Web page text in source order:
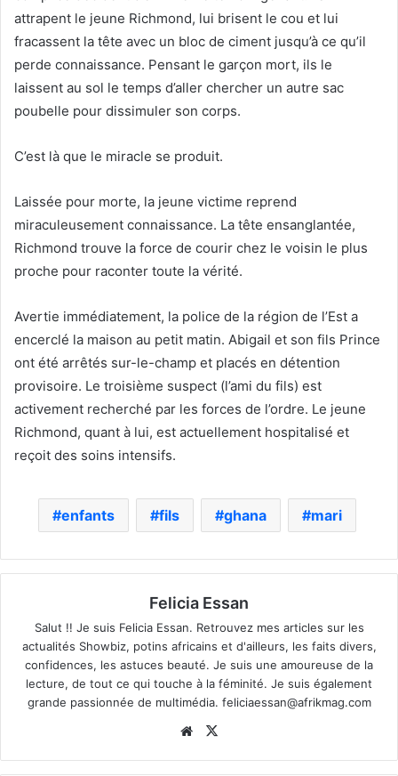
attrapent le jeune Richmond, lui brisent le cou et lui
fracassent la tête avec un bloc de ciment jusqu’à ce qu’il
perde connaissance. Pensant le garçon mort, ils le
laissent au sol le temps d’aller chercher un autre sac
poubelle pour dissimuler son corps.
C’est là que le miracle se produit.
Laissée pour morte, la jeune victime reprend
miraculeusement connaissance. La tête ensanglantée,
Richmond trouve la force de courir chez le voisin le plus
proche pour raconter toute la vérité.
Avertie immédiatement, la police de la région de l’Est a
encerclé la maison au petit matin. Abigail et son fils Prince
ont été arrêtés sur-le-champ et placés en détention
provisoire. Le troisième suspect (l’ami du fils) est
activement recherché par les forces de l’ordre. Le jeune
Richmond, quant à lui, est actuellement hospitalisé et
reçoit des soins intensifs.
enfants fils ghana mari
Felicia Essan
Salut !! Je suis Felicia Essan. Retrouvez mes articles sur les
actualités Showbiz, potins africains et d'ailleurs, les faits divers,
confidences, les astuces beauté. Je suis une amoureuse de la
lecture, de tout ce qui touche à la féminité. Je suis également
grande passionnée de multimédia. feliciaessan@afrikmag.com
Website